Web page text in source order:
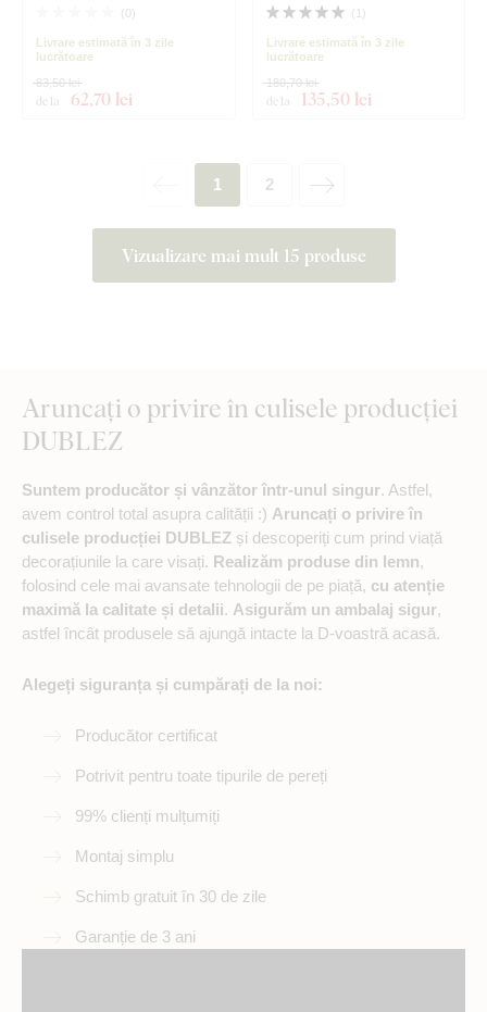
( 0)
Livrare estimată în 3 zile
lucrătoare
de la 62,70 lei
83,50 lei
( 1 )
Livrare estimată în 3 zile
lucrătoare
de la 135,50 lei
180,70 lei
Vizualizare mai mult 15 produse
1 2
Aruncați o privire în culisele producției
DUBLEZ
Suntem producător și vânzător într-unul singur. Astfel,
avem control total asupra calității :) Aruncați o privire în
culisele producției DUBLEZ și descoperiți cum prind viață
decorațiunile la care visați. Realizăm produse din lemn,
folosind cele mai avansate tehnologii de pe piață, cu atenție
maximă la calitate și detalii. Asigurăm un ambalaj sigur,
astfel încât produsele să ajungă intacte la D-voastră acasă.
Alegeți siguranța și cumpărați de la noi:
Producător certificat
Potrivit pentru toate tipurile de pereți
99% clienți mulțumiți
Montaj simplu
Schimb gratuit în 30 de zile
Garanție de 3 ani